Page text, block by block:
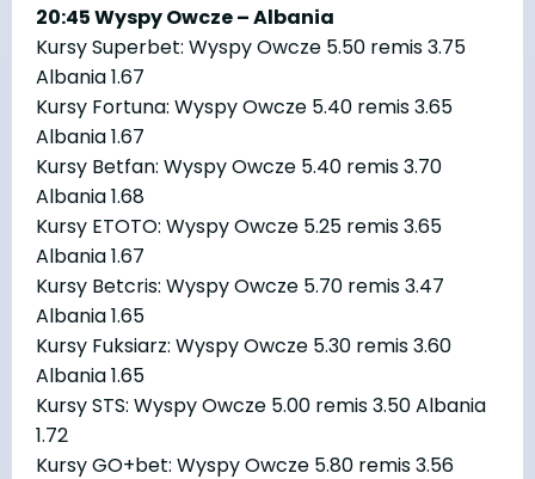
20:45 Wyspy Owcze – Albania
Kursy Superbet: Wyspy Owcze 5.50 remis 3.75
Albania 1.67
Kursy Fortuna: Wyspy Owcze 5.40 remis 3.65
Albania 1.67
Kursy Betfan: Wyspy Owcze 5.40 remis 3.70
Albania 1.68
Kursy ETOTO: Wyspy Owcze 5.25 remis 3.65
Albania 1.67
Kursy Betcris: Wyspy Owcze 5.70 remis 3.47
Albania 1.65
Kursy Fuksiarz: Wyspy Owcze 5.30 remis 3.60
Albania 1.65
Kursy STS: Wyspy Owcze 5.00 remis 3.50 Albania
1.72
Kursy GO+bet: Wyspy Owcze 5.80 remis 3.56